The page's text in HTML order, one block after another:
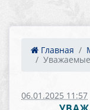
Главная
06.01.2025 11:57